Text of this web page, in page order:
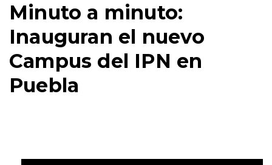
Minuto a minuto:
Inauguran el nuevo
Campus del IPN en
Puebla